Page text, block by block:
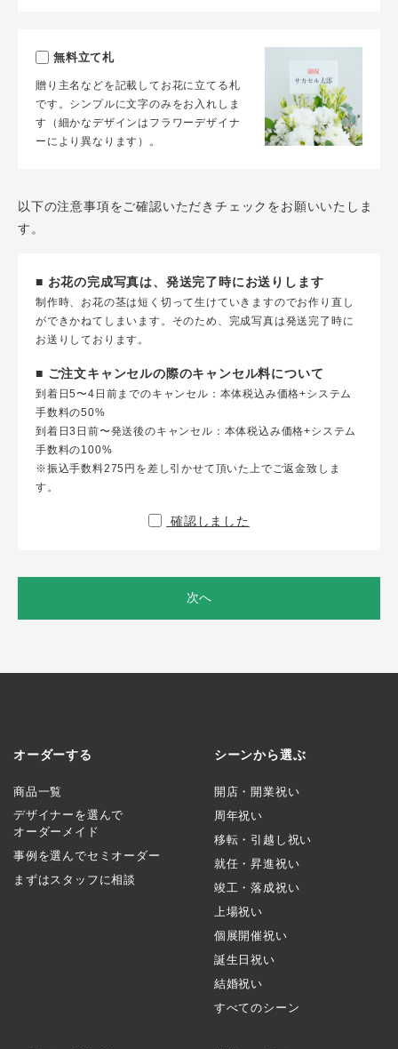
無料立て札
贈り主名などを記載してお花に立てる札
です。シンプルに文字のみをお入れしま
す（細かなデザインはフラワーデザイナ
ーにより異なります）。
以下の注意事項をご確認いただきチェックをお願いいたしま
す。
■ お花の完成写真は、発送完了時にお送りします
制作時、お花の茎は短く切って生けていきますのでお作り直し
ができかねてしまいます。そのため、完成写真は発送完了時に
お送りしております。
■ ご注文キャンセルの際のキャンセル料について
到着日5〜4日前までのキャンセル：本体税込み価格+システム
手数料の50%
到着日3日前〜発送後のキャンセル：本体税込み価格+システム
手数料の100%
※振込手数料275円を差し引かせて頂いた上でご返金致しま
す。
確認しました
次へ
オーダーする
商品一覧
デザイナーを選んで
オーダーメイド
事例を選んでセミオーダー
まずはスタッフに相談
シーンから選ぶ
開店・開業祝い
周年祝い
移転・引越し祝い
就任・昇進祝い
竣工・落成祝い
上場祝い
個展開催祝い
誕生日祝い
結婚祝い
すべてのシーン